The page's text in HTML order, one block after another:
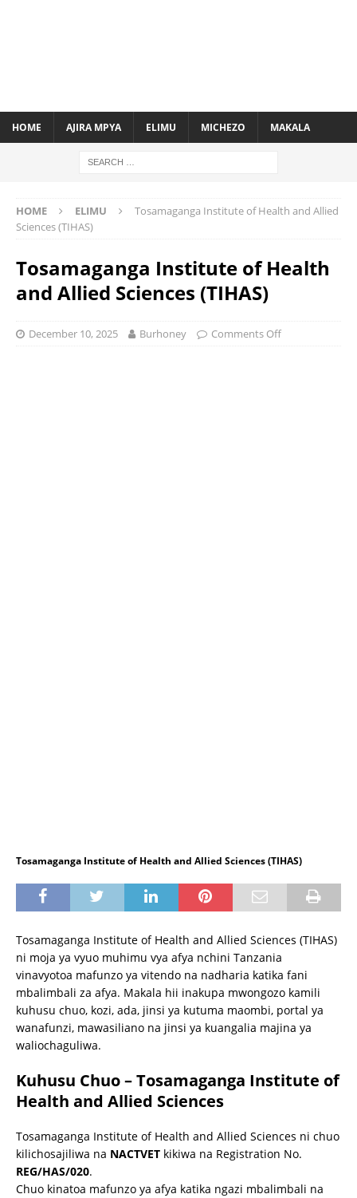
HOME AJIRA MPYA ELIMU MICHEZO MAKALA
HOME ELIMU
Tosamaganga Institute of Health and Allied
Sciences (TIHAS)
Tosamaganga Institute of Health
and Allied Sciences (TIHAS)
December 10, 2025 Burhoney Comments Off
Tosamaganga Institute of Health and Allied Sciences (TIHAS)
Tosamaganga Institute of Health and Allied Sciences (TIHAS)
ni moja ya vyuo muhimu vya afya nchini Tanzania
vinavyotoa mafunzo ya vitendo na nadharia katika fani
mbalimbali za afya. Makala hii inakupa mwongozo kamili
kuhusu chuo, kozi, ada, jinsi ya kutuma maombi, portal ya
wanafunzi, mawasiliano na jinsi ya kuangalia majina ya
waliochaguliwa.
Kuhusu Chuo – Tosamaganga Institute of
Health and Allied Sciences
Tosamaganga Institute of Health and Allied Sciences ni chuo
kilichosajiliwa na NACTVET kikiwa na Registration No.
REG/HAS/020.
Chuo kinatoa mafunzo ya afya katika ngazi mbalimbali na